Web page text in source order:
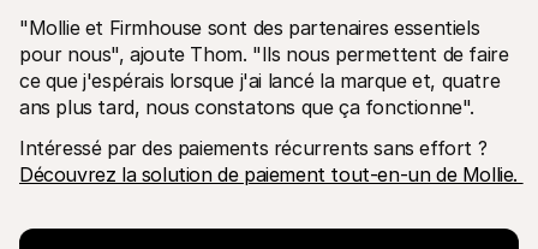
"Mollie et Firmhouse sont des partenaires essentiels
pour nous", ajoute Thom. "Ils nous permettent de faire
ce que j'espérais lorsque j'ai lancé la marque et, quatre
ans plus tard, nous constatons que ça fonctionne".